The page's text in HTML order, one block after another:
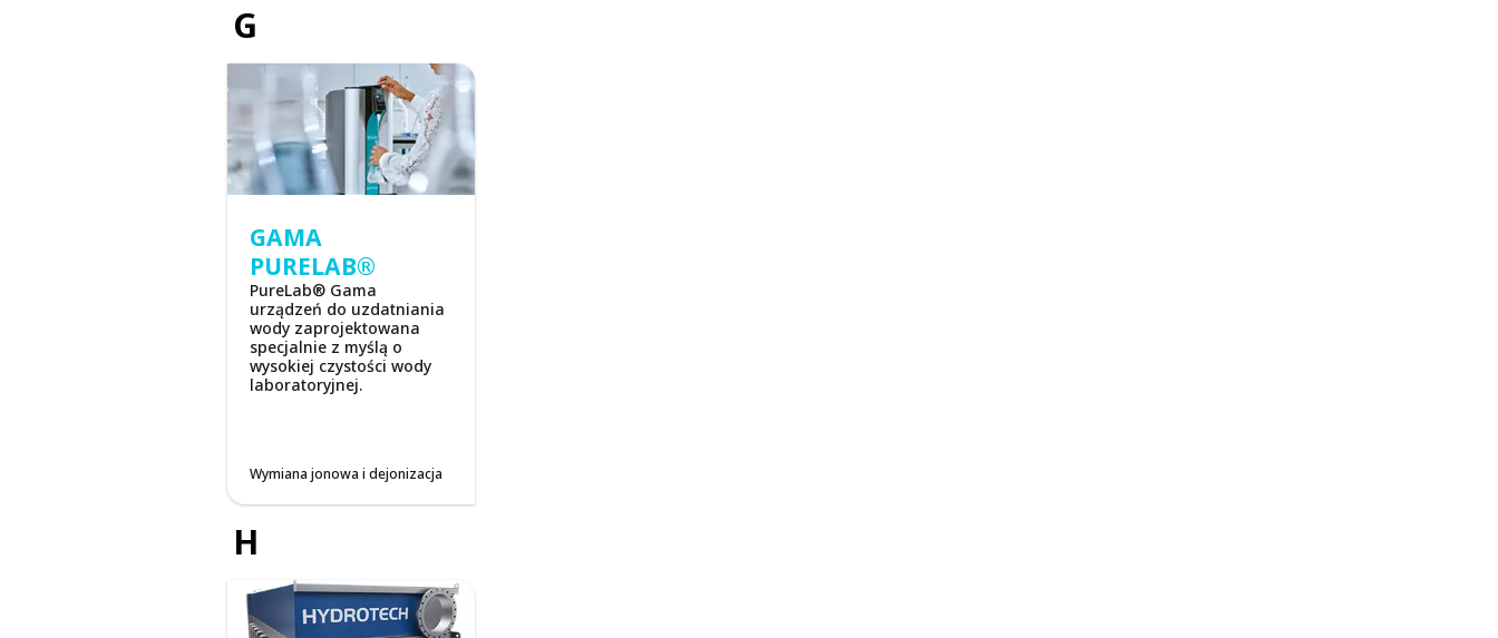
G
GAMA
PURELAB®
PureLab® Gama
urządzeń do uzdatniania
wody zaprojektowana
specjalnie z myślą o
wysokiej czystości wody
laboratoryjnej.
Wymiana jonowa i dejonizacja
H